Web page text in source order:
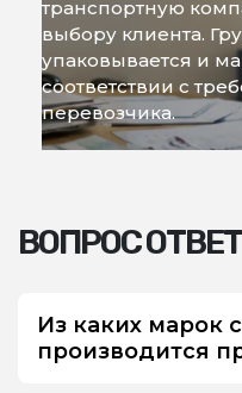
транспортную
выбору клиента.
упаковывается и
соответствии с
перевозчика.
ВОПРОС ОТВЕТ
Из каких марок
производится